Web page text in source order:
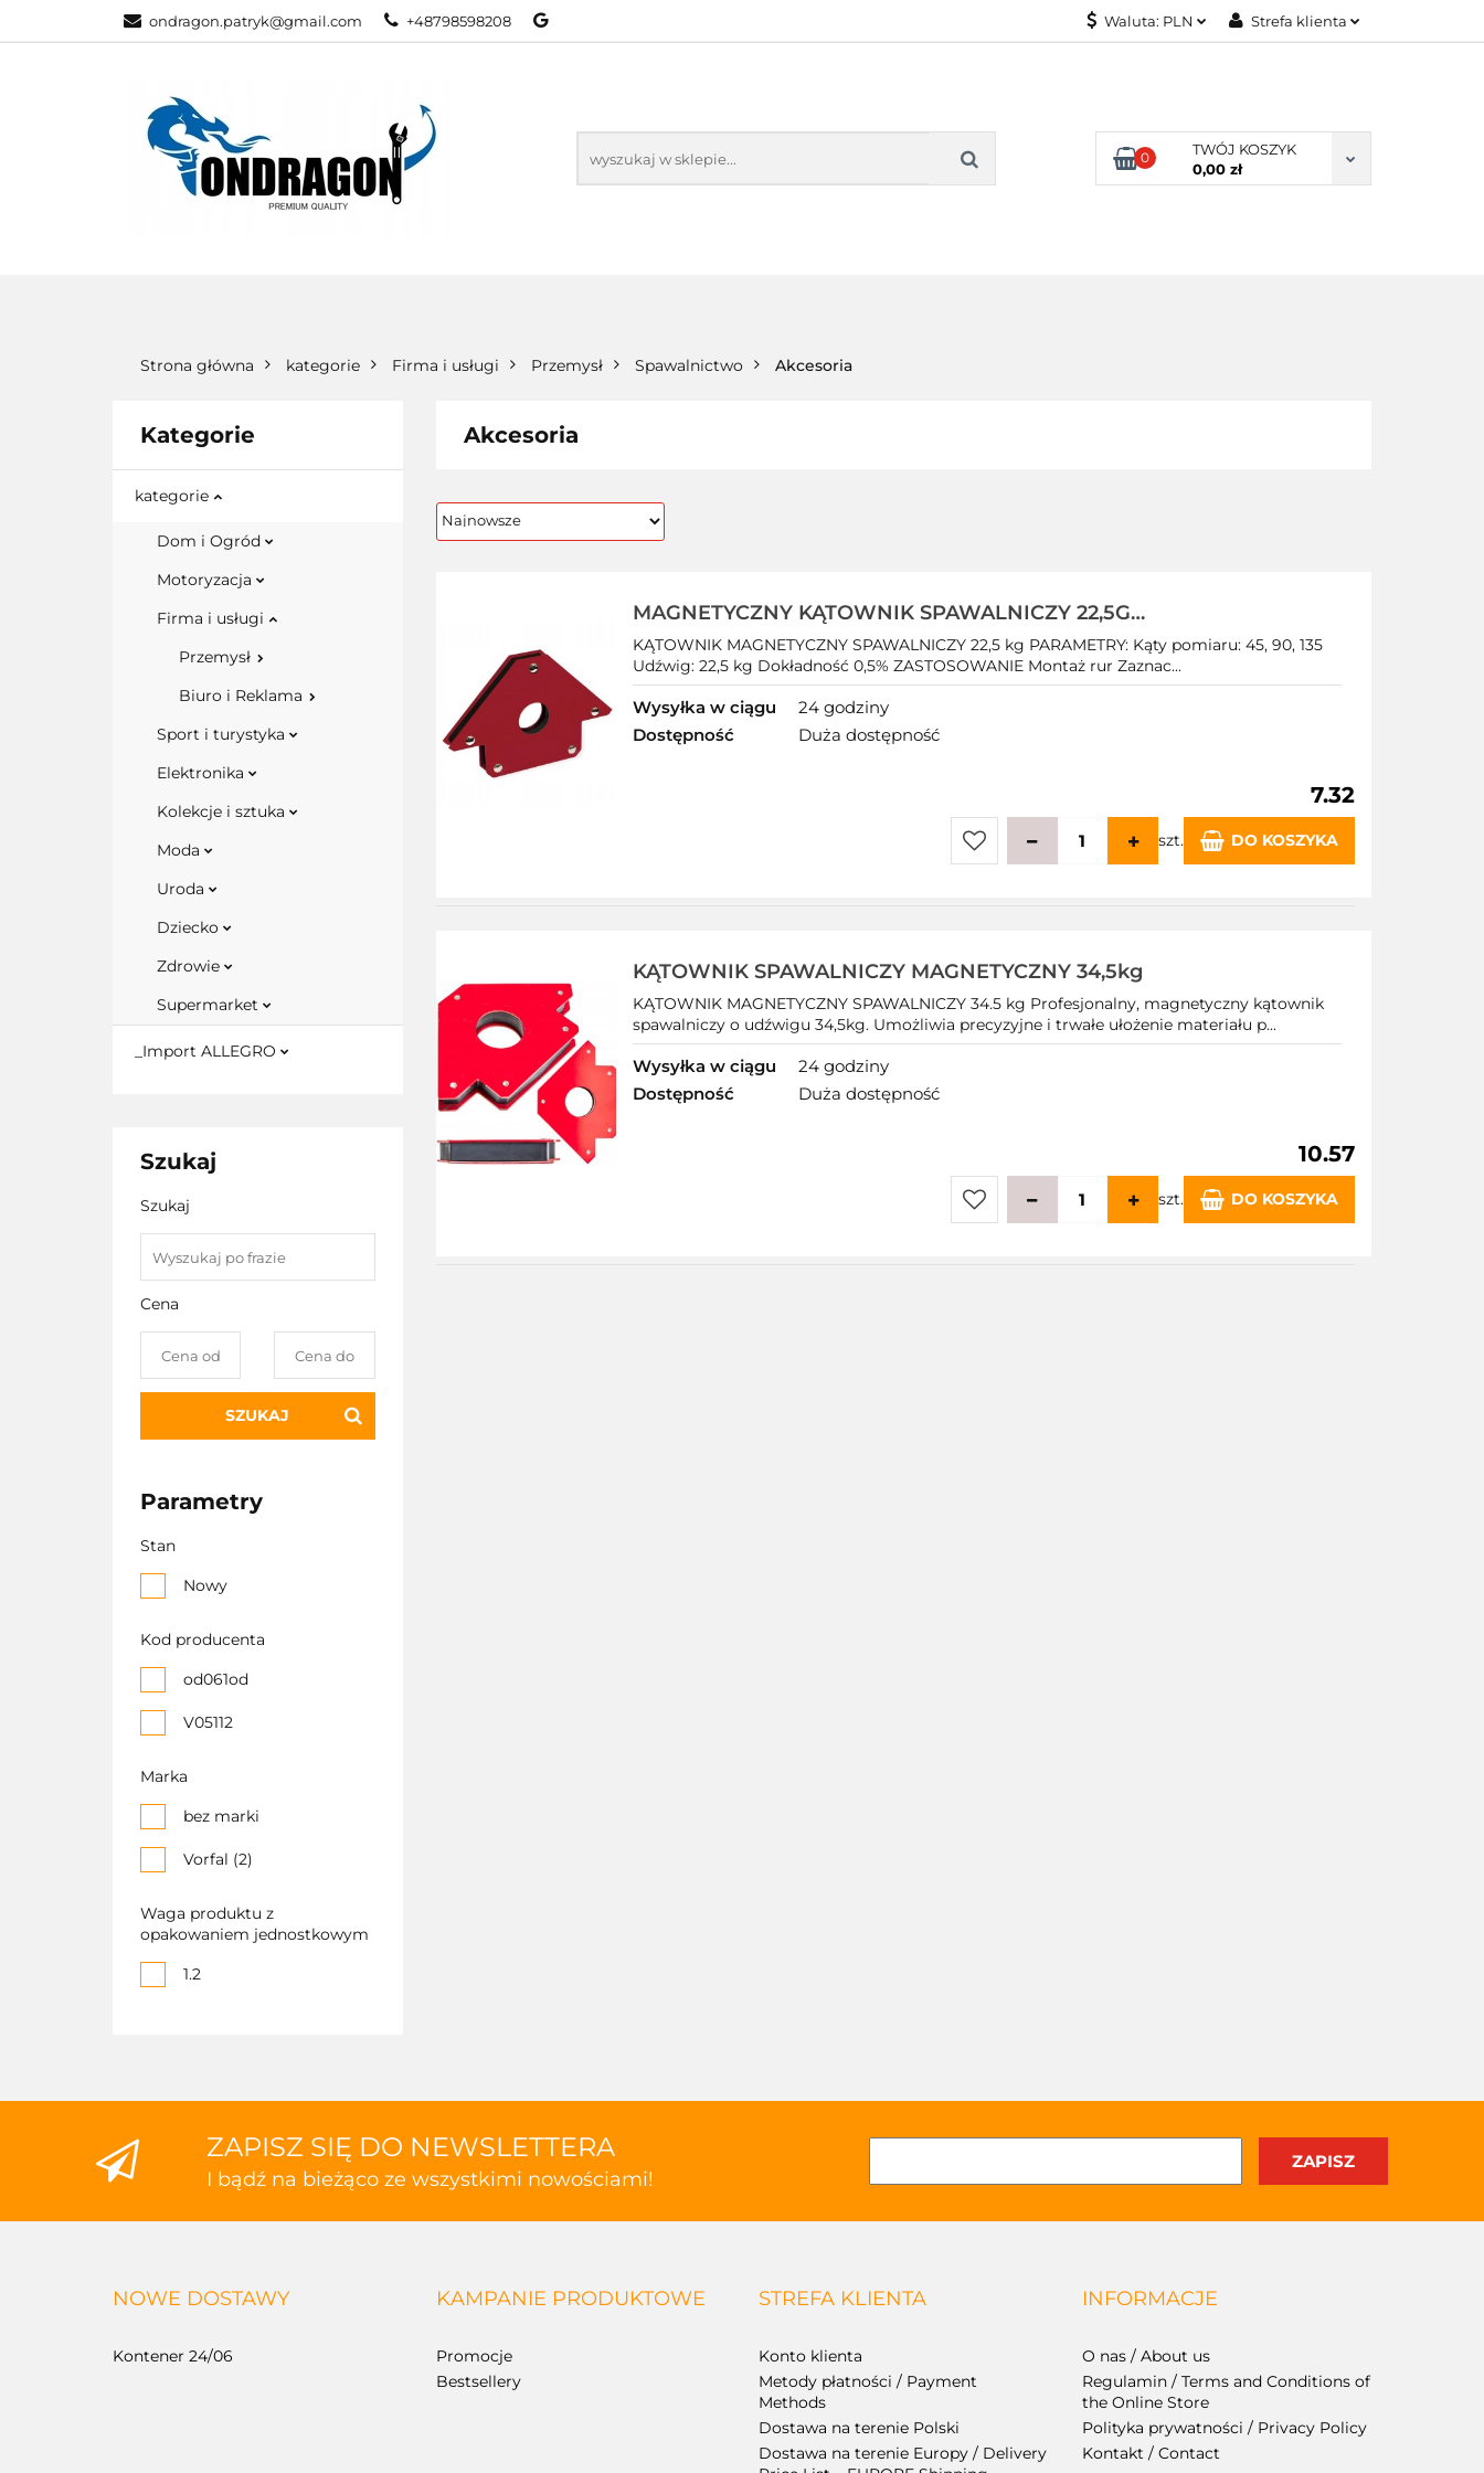
ondragon.patryk@gmail.com +48798598208 Waluta: PLN Strefa klienta
Dodaj zgłoszenie
Zgody cookies
0
TWÓJ KOSZYK
0,00 zł
KATEGORIE NOWOŚCI KONTAKT
Strona główna kategorie Firma i usługi Przemysł Spawalnictwo Akcesoria
Kategorie
kategorie
Dom i Ogród
Motoryzacja
Firma i usługi
Przemysł
Biuro i Reklama
Sport i turystyka
Elektronika
Kolekcje i sztuka
Moda
Uroda
Dziecko
Zdrowie
Supermarket
_Import ALLEGRO
Szukaj
Szukaj
Cena
SZUKAJ
Parametry
Stan
Nowy
Kod producenta
od061od
V05112
Marka
bez marki
Vorfal (2)
Waga produktu z
opakowaniem jednostkowym
1.2
Akcesoria
MAGNETYCZNY KĄTOWNIK SPAWALNICZY 22,5G
UCHWYT MAG
KĄTOWNIK MAGNETYCZNY SPAWALNICZY 22,5 kg PARAMETRY: Kąty pomiaru: 45, 90, 135
Udźwig: 22,5 kg Dokładność 0,5% ZASTOSOWANIE Montaż rur Zaznac...
Wysyłka w ciągu
24 godziny
Dostępność
Duża dostępność
7.32
szt. DO KOSZYKA
KĄTOWNIK SPAWALNICZY MAGNETYCZNY 34,5kg
KĄTOWNIK MAGNETYCZNY SPAWALNICZY 34.5 kg Profesjonalny, magnetyczny kątownik
spawalniczy o udźwigu 34,5kg. Umożliwia precyzyjne i trwałe ułożenie materiału p...
Wysyłka w ciągu
24 godziny
Dostępność
Duża dostępność
10.57
szt. DO KOSZYKA
ZAPISZ SIĘ DO NEWSLETTERA
I bądź na bieżąco ze wszystkimi nowościami!
NOWE DOSTAWY
Kontener 24/06
KAMPANIE PRODUKTOWE
Promocje
Bestsellery
STREFA KLIENTA
Konto klienta
Metody płatności / Payment
Methods
Dostawa na terenie Polski
Dostawa na terenie Europy / Delivery
INFORMACJE
O nas / About us
Regulamin / Terms and Conditions of
the Online Store
Polityka prywatności / Privacy Policy
Kontakt / Contact